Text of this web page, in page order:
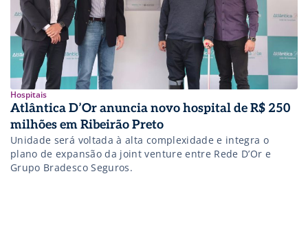
Hospitais
Atlântica D’Or anuncia novo hospital de R$ 250
milhões em Ribeirão Preto
Unidade será voltada à alta complexidade e integra o
plano de expansão da joint venture entre Rede D’Or e
Grupo Bradesco Seguros.